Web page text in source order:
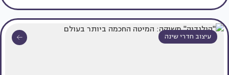
עיצוב חדרי שינה